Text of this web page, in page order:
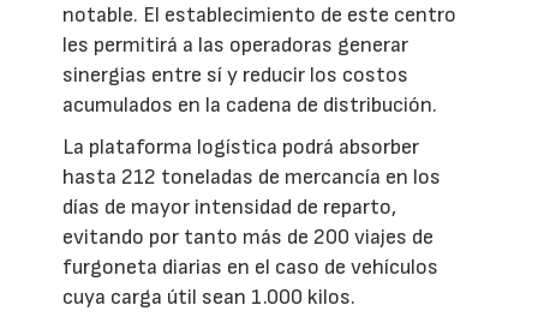
notable. El establecimiento de este centro
les permitirá a las operadoras generar
sinergias entre sí y reducir los costos
acumulados en la cadena de distribución.
La plataforma logística podrá absorber
hasta 212 toneladas de mercancía en los
días de mayor intensidad de reparto,
evitando por tanto más de 200 viajes de
furgoneta diarias en el caso de vehículos
cuya carga útil sean 1.000 kilos.